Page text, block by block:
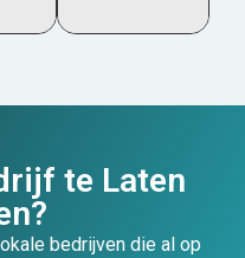
te Laten
bedrijven die al op